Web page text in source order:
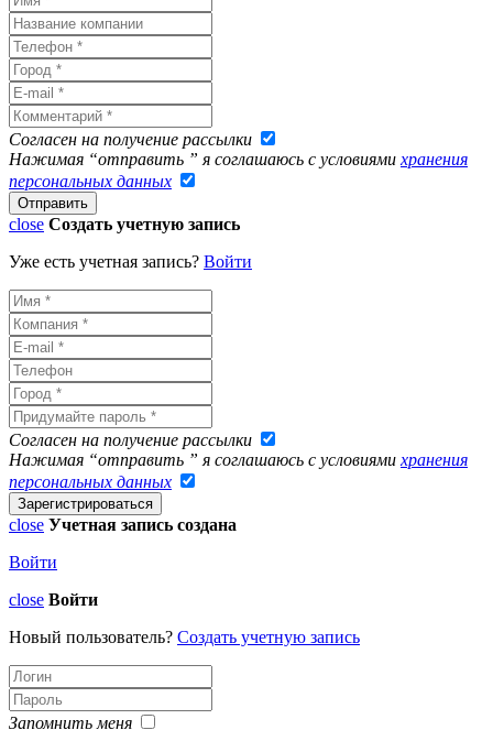
Согласен на получение рассылки
Нажимая “отправить ” я соглашаюсь с условиями хранения
персональных данных
close Создать учетную запись
Уже есть учетная запись? Войти
Согласен на получение рассылки
Нажимая “отправить ” я соглашаюсь с условиями хранения
персональных данных
close Учетная запись создана
Войти
close Войти
Новый пользователь? Создать учетную запись
Запомнить меня